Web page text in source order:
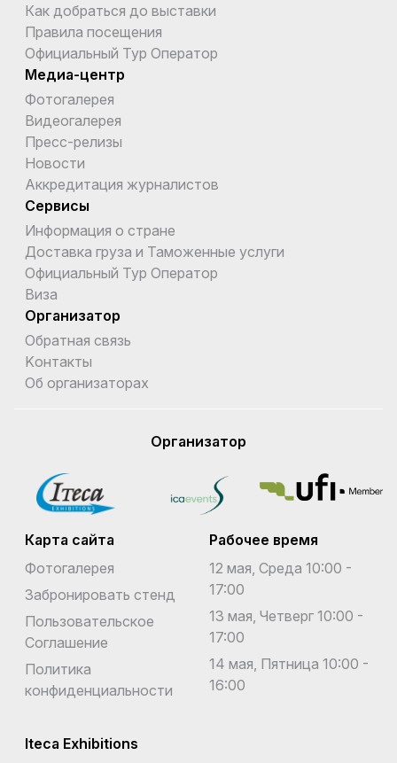
Как добраться до выставки
Правила посещения
Официальный Тур Оператор
Медиа-центр
Фотогалерея
Видеогалерея
Пресс-релизы
Новости
Аккредитация журналистов
Сервисы
Информация о стране
Доставка груза и Таможенные услуги
Официальный Тур Оператор
Виза
Организатор
Обратная связь
Kонтакты
Об организаторах
Организатор
Карта сайта
Фотогалерея
Забронировать стенд
Пользовательское
Соглашение
Политика
конфиденциальности
Рабочее время
12 мая, Среда 10:00 -
17:00
13 мая, Четверг 10:00 -
17:00
14 мая, Пятница 10:00 -
16:00
Iteca Exhibitions